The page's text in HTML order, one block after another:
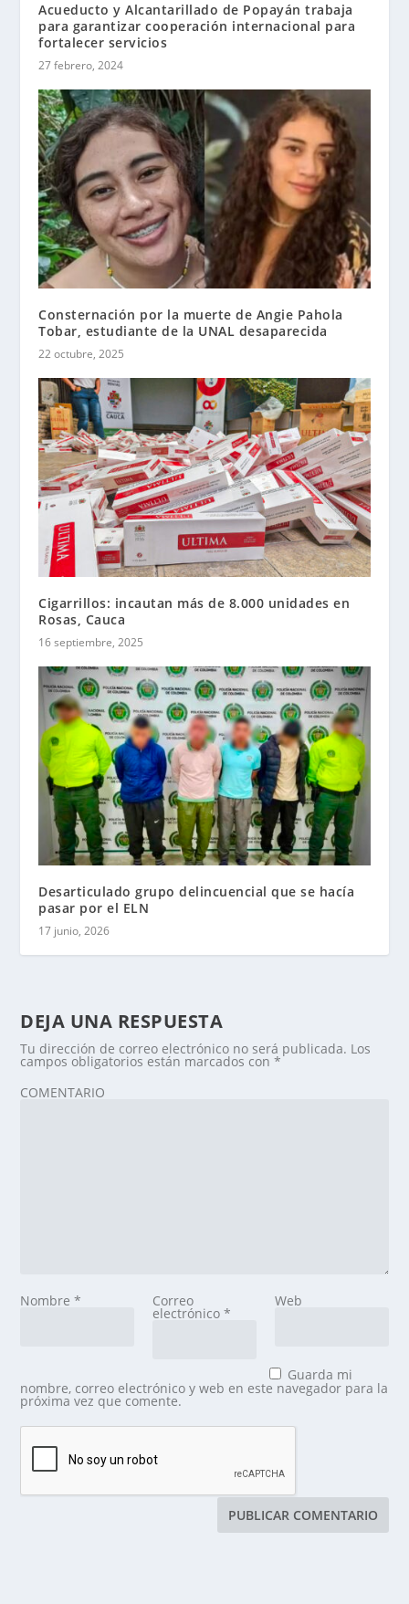
Acueducto y Alcantarillado de Popayán trabaja
para garantizar cooperación internacional para
fortalecer servicios
27 febrero, 2024
Consternación por la muerte de Angie Pahola
Tobar, estudiante de la UNAL desaparecida
22 octubre, 2025
Cigarrillos: incautan más de 8.000 unidades en
Rosas, Cauca
16 septiembre, 2025
Desarticulado grupo delincuencial que se hacía
pasar por el ELN
17 junio, 2026
DEJA UNA RESPUESTA
Tu dirección de correo electrónico no será publicada. Los
campos obligatorios están marcados con*
COMENTARIO
Nombre* Correo
electrónico *
Web
Guarda mi
nombre, correo electrónico y web en este navegador para la
próxima vez que comente.